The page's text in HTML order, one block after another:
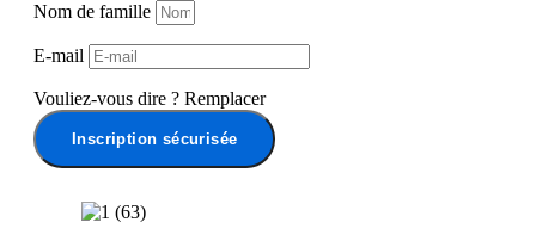
Nom de famille
E-mail
Vouliez-vous dire ? Remplacer
Inscription sécurisée